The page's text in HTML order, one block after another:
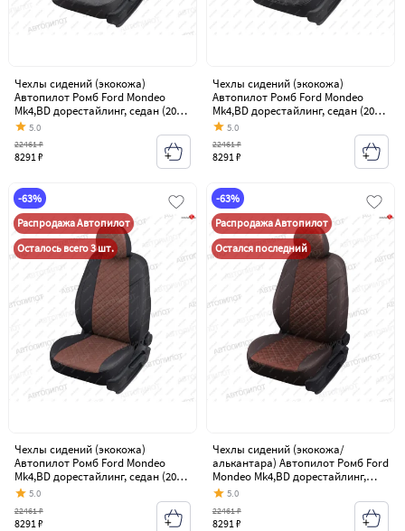
Чехлы сидений (экокожа)
Автопилот Ромб Ford Mondeo
Mk4,BD дорестайлинг, седан (2007-
2010)
5.0
8291 ₽
22461 ₽
Чехлы сидений (экокожа)
Автопилот Ромб Ford Mondeo
Mk4,BD дорестайлинг, седан (2007-
2010)
5.0
8291 ₽
22461 ₽
-63%
Распродажа Автопилот
Осталось всего 3 шт.
Чехлы сидений (экокожа)
Автопилот Ромб Ford Mondeo
Mk4,BD дорестайлинг, седан (2007-
2010)
5.0
8291 ₽
22461 ₽
-63%
Распродажа Автопилот
Остался последний
Чехлы сидений (экокожа/
алькантара) Автопилот Ромб Ford
Mondeo Mk4,BD дорестайлинг,
седан (2007-2010)
5.0
8291 ₽
22461 ₽